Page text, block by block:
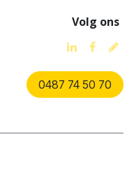
Volg ons
0487 74 50 70